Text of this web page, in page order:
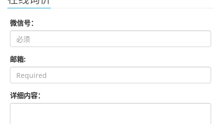
微信号：
邮箱:
详细内容：